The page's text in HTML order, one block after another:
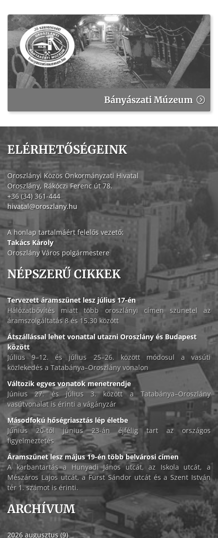
Bányászati Múzeum
ELÉRHETŐSÉGEINK
Oroszlányi Közös Önkormányzati Hivatal
Oroszlány, Rákóczi Ferenc út 78.
+36 (34) 361-444
hivatal@oroszlany.hu
A honlap tartalmáért felelős vezető:
Takács Károly
Oroszlány Város polgármestere
NÉPSZERŰ CIKKEK
Tervezett áramszünet lesz július 17-én
Hálózatbővítés miatt több oroszlányi címen szünetel az
áramszolgáltatás 8 és 15.30 között
Átszállással lehet vonattal utazni Oroszlány és Budapest
között
Július 9–12. és július 25–26. között módosul a vasúti
közlekedés a Tatabánya–Oroszlány vonalon
Változik egyes vonatok menetrendje
Június 27. és július 3. között a Tatabánya–Oroszlány
vasútvonalat is érinti a vágányzár
Másodfokú hőségriasztás lép életbe
Június 20-tól június 23-án éjfélig tart az országos
figyelmeztetés
Áramszünet lesz május 19-én több belvárosi címen
A karbantartás a Hunyadi János utcát, az Iskola utcát, a
Mészáros Lajos utcát, a Fürst Sándor utcát és a Szent István
tér 1. számot is érinti.
ARCHÍVUM
2026 augusztus (9)